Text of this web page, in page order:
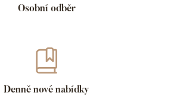
Osobní odběr
Denně nové nabídky